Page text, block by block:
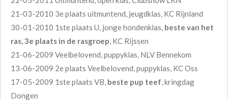
21-03-2010 3e plaats uitmuntend, jeugdklas, KC Rijnland
30-01-2010 1ste plaats U, jonge hondenklas, beste van het
ras, 3e plaats in de rasgroep, KC Rijssen
21-06-2009 Veelbelovend, puppyklas, NLV Bennekom
13-06-2009 2e plaats Veelbelovend, puppyklas, KC Oss
17-05-2009 1ste plaats VB, beste pup teef, kringdag
Dongen